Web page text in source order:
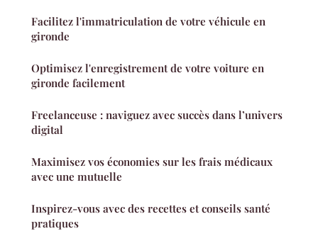
Facilitez l'immatriculation de votre véhicule en
gironde
Optimisez l'enregistrement de votre voiture en
gironde facilement
Freelanceuse : naviguez avec succès dans l’univers
digital
Maximisez vos économies sur les frais médicaux
avec une mutuelle
Inspirez-vous avec des recettes et conseils santé
pratiques